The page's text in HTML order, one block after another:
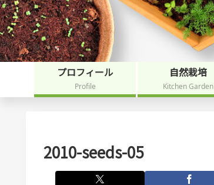
プロフィール
Profile
自然栽培
Kitchen Garden
2010-seeds-05